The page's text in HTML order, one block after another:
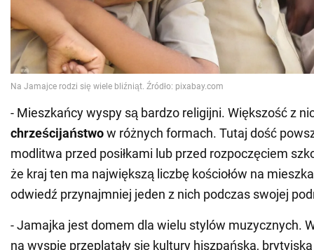
- Mieszkańcy wyspy są bardzo religijni. Większość z
chrześcijaństwow różnych formach. Tutaj dość
modlitwa przed posiłkami lub przed rozpoczęciem
że kraj ten ma największą liczbę kościołów na
odwiedź przynajmniej jeden z nich podczas swojej
- Jamajka jest domem dla wielu stylów muzycznych.
na wyspie przeplatały się kultury hiszpańska,